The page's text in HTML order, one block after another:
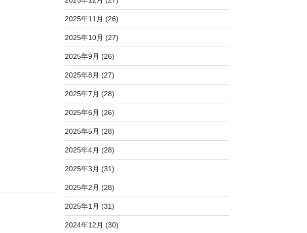
2025年11月 (26)
2025年10月 (27)
2025年9月 (26)
2025年8月 (27)
2025年7月 (28)
2025年6月 (26)
2025年5月 (28)
2025年4月 (28)
2025年3月 (31)
2025年2月 (28)
2025年1月 (31)
2024年12月 (30)